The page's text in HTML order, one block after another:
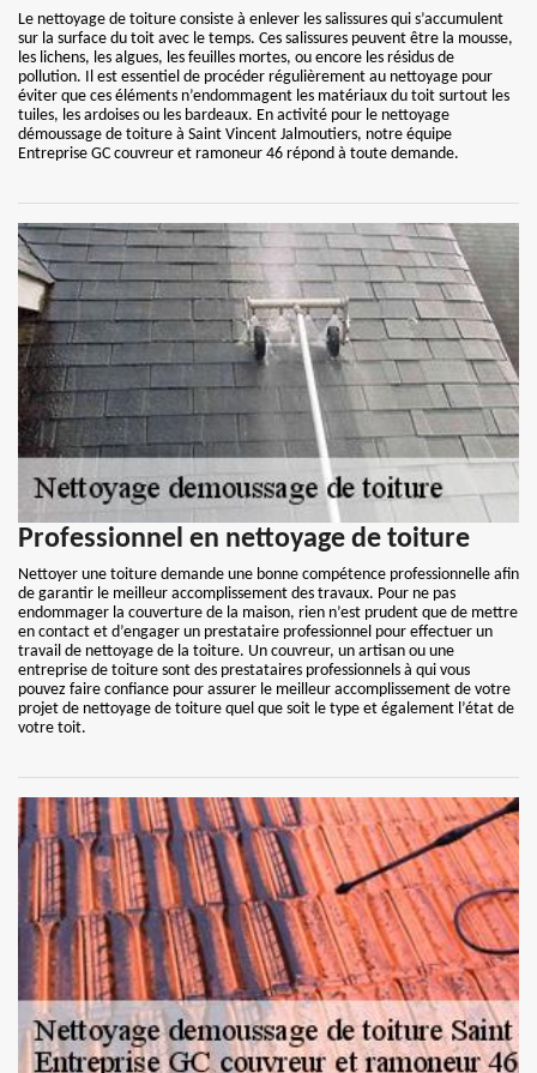
Le nettoyage de toiture consiste à enlever les salissures qui s’accumulent
sur la surface du toit avec le temps. Ces salissures peuvent être la mousse,
les lichens, les algues, les feuilles mortes, ou encore les résidus de
pollution. Il est essentiel de procéder régulièrement au nettoyage pour
éviter que ces éléments n’endommagent les matériaux du toit surtout les
tuiles, les ardoises ou les bardeaux. En activité pour le nettoyage
démoussage de toiture à Saint Vincent Jalmoutiers, notre équipe
Entreprise GC couvreur et ramoneur 46 répond à toute demande.
Professionnel en nettoyage de toiture
Nettoyer une toiture demande une bonne compétence professionnelle afin
de garantir le meilleur accomplissement des travaux. Pour ne pas
endommager la couverture de la maison, rien n’est prudent que de mettre
en contact et d’engager un prestataire professionnel pour effectuer un
travail de nettoyage de la toiture. Un couvreur, un artisan ou une
entreprise de toiture sont des prestataires professionnels à qui vous
pouvez faire confiance pour assurer le meilleur accomplissement de votre
projet de nettoyage de toiture quel que soit le type et également l’état de
votre toit.